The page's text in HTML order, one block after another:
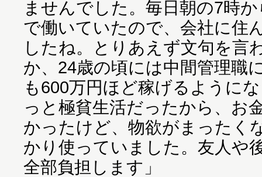
ませんでした。毎日朝の7時
で働いていたので、会社に住
したね。とりあえず文句を言
か、24歳の頃には中間管理職
も600万円ほど稼げるように
っと極貧生活だったから、お
かったけど、物欲がまったく
かり使っていました。友人や
全部負担します」